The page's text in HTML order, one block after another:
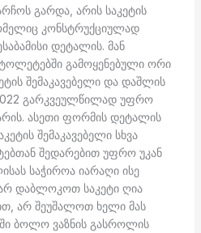
გარდა, არის საკეტის
კონსტრუქციულად
დეტალის. მან
გამოყენებული ორი
შემაკავებელი და დაშლის
გარკვეულწილად უფრო
ასეთი ფორმის დეტალის
შემაკავებელი სხვა
შედარებით უფრო უკან
საჭიროა იარაღი ისე
დაბლოკოთ საკეტი ღია
არ შეუშალოთ ხელი მას
ბოლო ვაზნის გასროლის